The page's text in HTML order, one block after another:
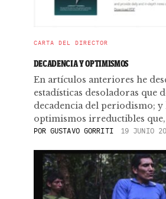
CARTA DEL DIRECTOR
DECADENCIA Y OPTIMISMOS
En artículos anteriores he
estadísticas desoladoras que
decadencia del periodismo; y
optimismos irreductibles que,
POR GUSTAVO GORRITI 19 JUNIO